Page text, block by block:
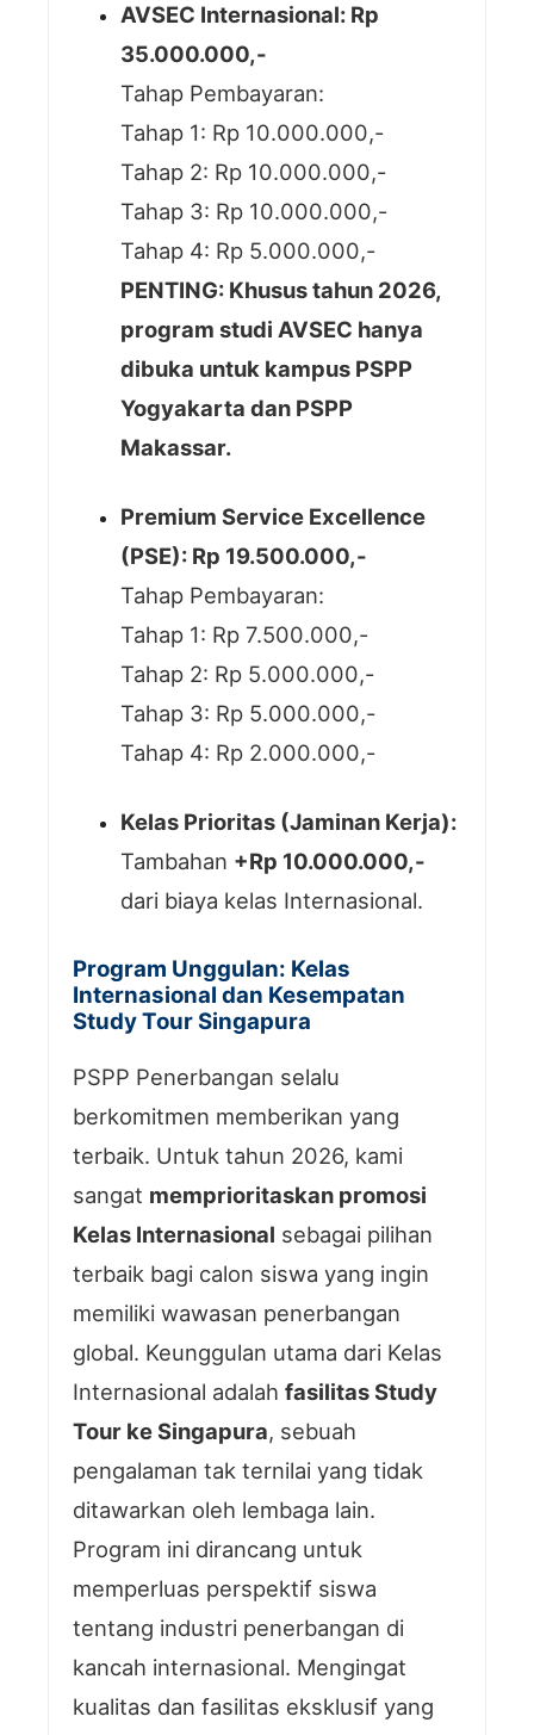
AVSEC Internasional: Rp
35.000.000,-
Tahap Pembayaran:
Tahap 1: Rp 10.000.000,-
Tahap 2: Rp 10.000.000,-
Tahap 3: Rp 10.000.000,-
Tahap 4: Rp 5.000.000,-
PENTING: Khusus tahun 2026,
program studi AVSEC hanya
dibuka untuk kampus PSPP
Yogyakarta dan PSPP
Makassar.
Premium Service Excellence
(PSE): Rp 19.500.000,-
Tahap Pembayaran:
Tahap 1: Rp 7.500.000,-
Tahap 2: Rp 5.000.000,-
Tahap 3: Rp 5.000.000,-
Tahap 4: Rp 2.000.000,-
Kelas Prioritas (Jaminan Kerja):
Tambahan +Rp 10.000.000,-
dari biaya kelas Internasional.
Program Unggulan: Kelas
Internasional dan Kesempatan
Study Tour Singapura
PSPP Penerbangan selalu
berkomitmen memberikan yang
terbaik. Untuk tahun 2026, kami
sangat memprioritaskan promosi
Kelas Internasional sebagai pilihan
terbaik bagi calon siswa yang ingin
memiliki wawasan penerbangan
global. Keunggulan utama dari Kelas
Internasional adalah fasilitas Study
Tour ke Singapura, sebuah
pengalaman tak ternilai yang tidak
ditawarkan oleh lembaga lain.
Program ini dirancang untuk
memperluas perspektif siswa
tentang industri penerbangan di
kancah internasional. Mengingat
kualitas dan fasilitas eksklusif yang